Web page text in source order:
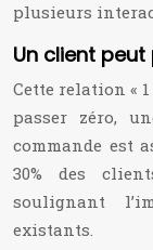
plusieurs
Un client
Cette relation «
passer zéro,
commande est
30% des
soulignant
existants.